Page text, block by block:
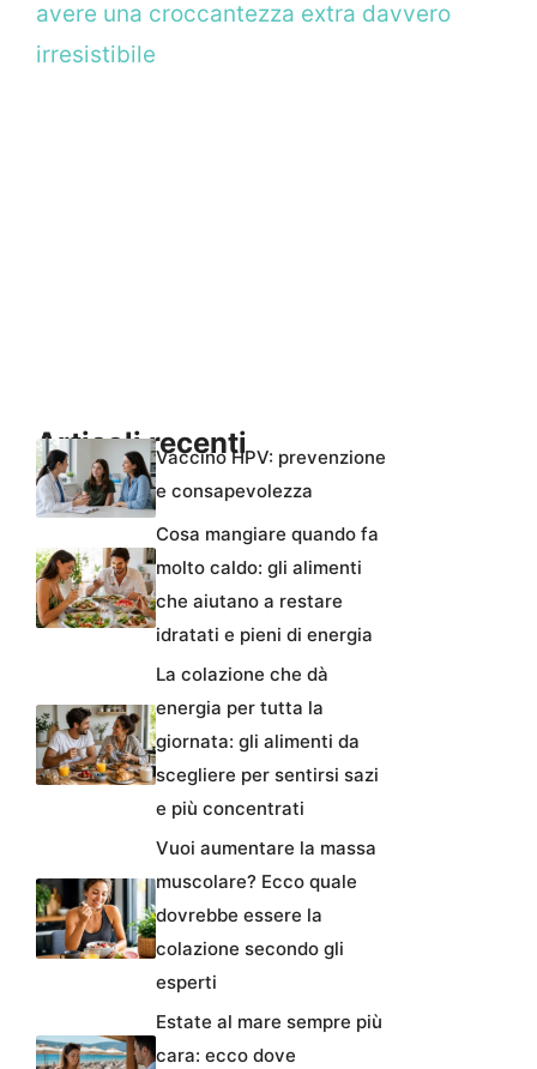
avere una croccantezza extra davvero
irresistibile
Articoli recentiVaccino HPV: prevenzione
e consapevolezza
Cosa mangiare quando fa
molto caldo: gli alimenti
che aiutano a restare
idratati e pieni di energia
La colazione che dà
energia per tutta la
giornata: gli alimenti da
scegliere per sentirsi sazi
e più concentrati
Vuoi aumentare la massa
muscolare? Ecco quale
dovrebbe essere la
colazione secondo gli
esperti
Estate al mare sempre più
cara: ecco dove